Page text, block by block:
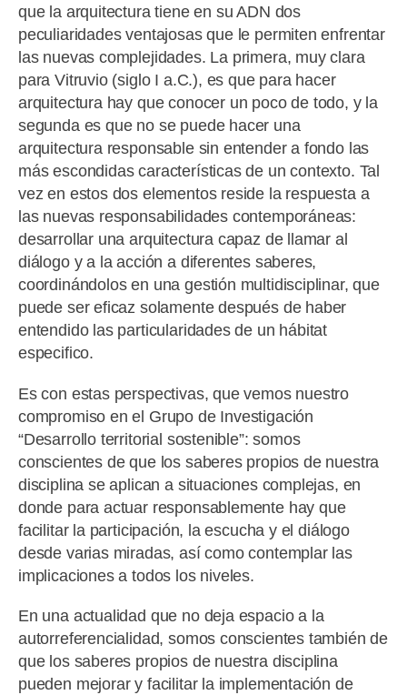
que la arquitectura tiene en su ADN dos
peculiaridades ventajosas que le permiten enfrentar
las nuevas complejidades. La primera, muy clara
para Vitruvio (siglo I a.C.), es que para hacer
arquitectura hay que conocer un poco de todo, y la
segunda es que no se puede hacer una
arquitectura responsable sin entender a fondo las
más escondidas características de un contexto. Tal
vez en estos dos elementos reside la respuesta a
las nuevas responsabilidades contemporáneas:
desarrollar una arquitectura capaz de llamar al
diálogo y a la acción a diferentes saberes,
coordinándolos en una gestión multidisciplinar, que
puede ser eficaz solamente después de haber
entendido las particularidades de un hábitat
especifico.
Es con estas perspectivas, que vemos nuestro
compromiso en el Grupo de Investigación
“Desarrollo territorial sostenible”: somos
conscientes de que los saberes propios de nuestra
disciplina se aplican a situaciones complejas, en
donde para actuar responsablemente hay que
facilitar la participación, la escucha y el diálogo
desde varias miradas, así como contemplar las
implicaciones a todos los niveles.
En una actualidad que no deja espacio a la
autorreferencialidad, somos conscientes también de
que los saberes propios de nuestra disciplina
pueden mejorar y facilitar la implementación de